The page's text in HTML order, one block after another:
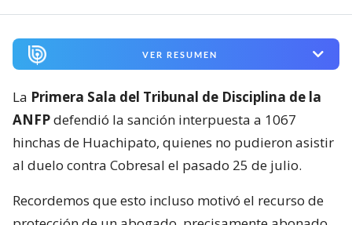
VER RESUMEN
La Primera Sala del Tribunal de Disciplina de la
ANFPdefendió la sanción interpuesta a 1067
hinchas de Huachipato, quienes no pudieron asistir
al duelo contra Cobresal el pasado 25 de julio.
Recordemos que esto incluso motivó el recurso de